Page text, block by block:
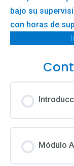
bajo su
con horas de
Módulo